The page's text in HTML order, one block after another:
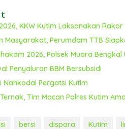
KKW Kutim Laksanakan Rakor
Masyarakat, Perumdam TTB
2026, Polsek Muara
Penyaluran BBM Bersubsidi
Nahkodai Pergatsi Kutim
Tim Macan Polres Kutim
bersi dispora Kutim